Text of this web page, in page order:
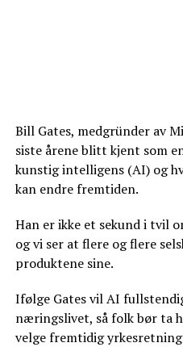
Bill Gates, medgründer av
siste årene blitt kjent som
kunstig intelligens (AI) og
kan endre fremtiden.
Han er ikke et sekund i tvil
og vi ser at flere og flere
produktene sine.
Ifølge Gates vil AI
næringslivet, så folk bør ta
velge fremtidig